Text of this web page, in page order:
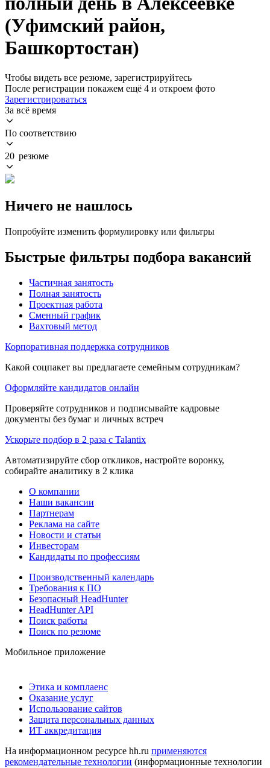
(Уфимский район,
Башкортостан)
Чтобы видеть все резюме, зарегистрируйтесь
После регистрации покажем ещё 4 и откроем фото
Зарегистрироваться
За всё время
По соответствию
20 резюме
Ничего не нашлось
Попробуйте изменить формулировку или фильтры
Быстрые фильтры подбора вакансий
Частичная занятость
Полная занятость
Проектная работа
Сменный график
Вахтовый метод
Корпоративная поддержка сотрудников
Какой соцпакет вы предлагаете семейным сотрудникам?
Оформляйте кандидатов онлайн
Проверяйте сотрудников и подписывайте кадровые
документы без бумаг и личных встреч
Ускорьте подбор в 2 раза с Talantix
Автоматизируйте сбор откликов, настройте воронку,
собирайте аналитику в 2 клика
О компании
Наши вакансии
Партнерам
Реклама на сайте
Новости и статьи
Инвесторам
Кандидаты по профессиям
Производственный календарь
Требования к ПО
Безопасный HeadHunter
HeadHunter API
Поиск работы
Поиск по резюме
Мобильное приложение
Этика и комплаенс
Оказание услуг
Использование сайтов
Защита персональных данных
ИТ аккредитация
На информационном ресурсе hh.ru применяются
рекомендательные технологии (информационные технологии